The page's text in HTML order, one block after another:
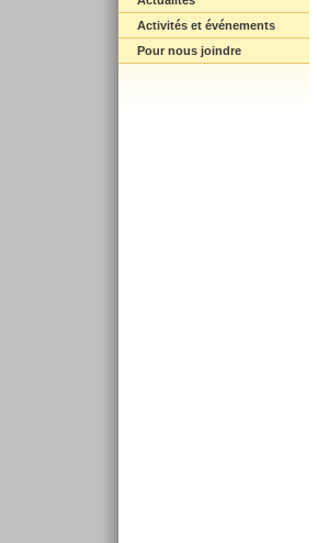
Activités et événements
Pour nous joindre